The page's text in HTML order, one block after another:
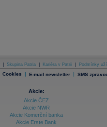
Skupina Patria Kariéra v Patrii Podmínky
Cookies | E-mail newsletter | SMS
Akcie:
Akcie ČEZ
Akcie NWR
Akcie Komerční banka
Akcie Erste Bank